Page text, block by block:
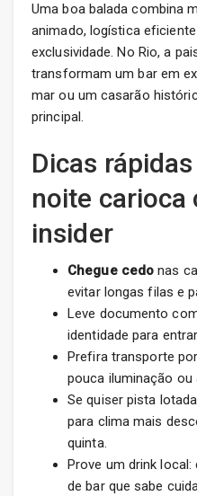
Uma boa balada combina
animado, logística
exclusividade. No Rio, a
transformam um bar em
mar ou um casarão
principal.
Dicas
noite carioca
insider
Chegue cedo nas
evitar longas filas e
Leve documento
identidade para
Prefira transporte
pouca iluminação ou
Se quiser pista
para clima mais
quinta.
Prove um drink
de bar que sabe